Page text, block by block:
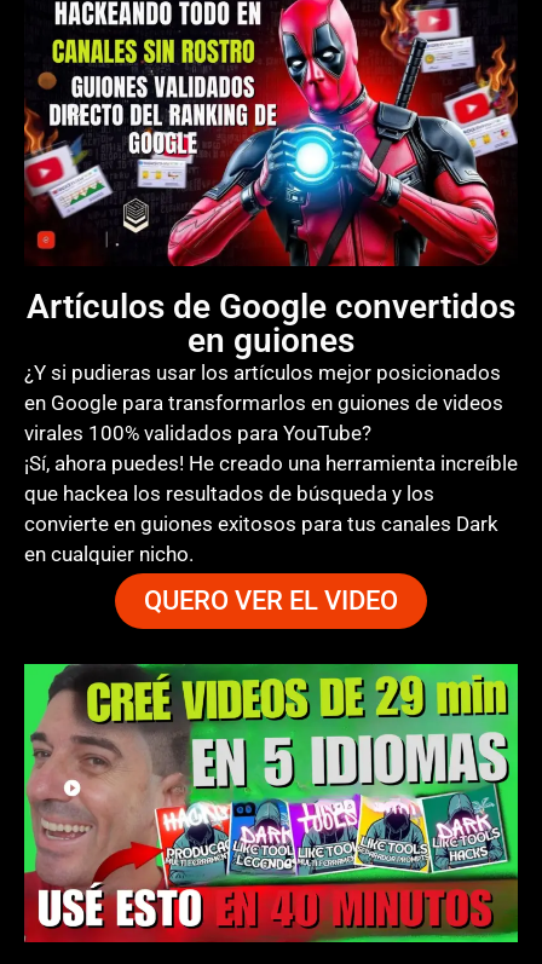
Artículos de Google convertidos
en guiones
¿Y si pudieras usar los artículos mejor posicionados
en Google para transformarlos en guiones de videos
virales 100% validados para YouTube?
¡Sí, ahora puedes! He creado una herramienta increíble
que hackea los resultados de búsqueda y los
convierte en guiones exitosos para tus canales Dark
en cualquier nicho.
QUERO VER EL VIDEO